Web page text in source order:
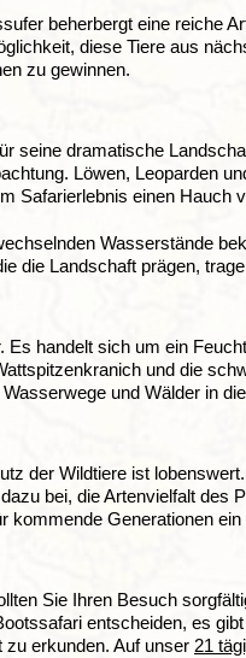
beherbergt eine reiche
diese Tiere aus
zu gewinnen.
seine dramatische
Löwen, Leoparden
Safarierlebnis einen Hauch
Wasserstände
die Landschaft prägen,
handelt sich um ein
und die
und Wälder in
der Wildtiere ist
bei, die Artenvielfalt des
kommende Generationen
Sie Ihren Besuch
entscheiden, es
zu erkunden. Auf unser 21